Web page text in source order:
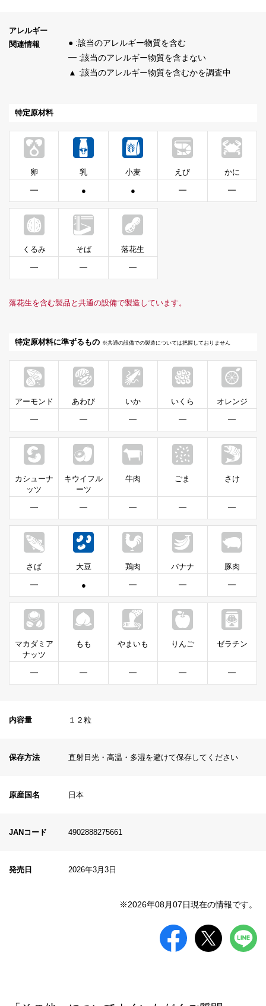
アレルギー
関連情報
● :該当のアレルギー物質を含む
━ :該当のアレルギー物質を含まない
▲ :該当のアレルギー物質を含むかを調査中
特定原材料
卵
━
乳
●
小麦
●
えび
━
かに
━
くるみ
━
そば
━
落花生
━
落花生を含む製品と共通の設備で製造しています。
特定原材料に準ずるもの ※共通の設備での製造については把握しておりません
アーモンド
━
あわび
━
いか
━
いくら
━
オレンジ
━
カシューナ
ッツ
━
キウイフル
ーツ
━
牛肉
━
ごま
━
さけ
━
さば
━
大豆
●
鶏肉
━
バナナ
━
豚肉
━
マカダミア
ナッツ
━
もも
━
やまいも
━
りんご
━
ゼラチン
━
内容量 １２粒
保存方法 直射日光・高温・多湿を避けて保存してください
原産国名 日本
JANコード 4902888275661
発売日 2026年3月3日
※2026年08月07日現在の情報です。